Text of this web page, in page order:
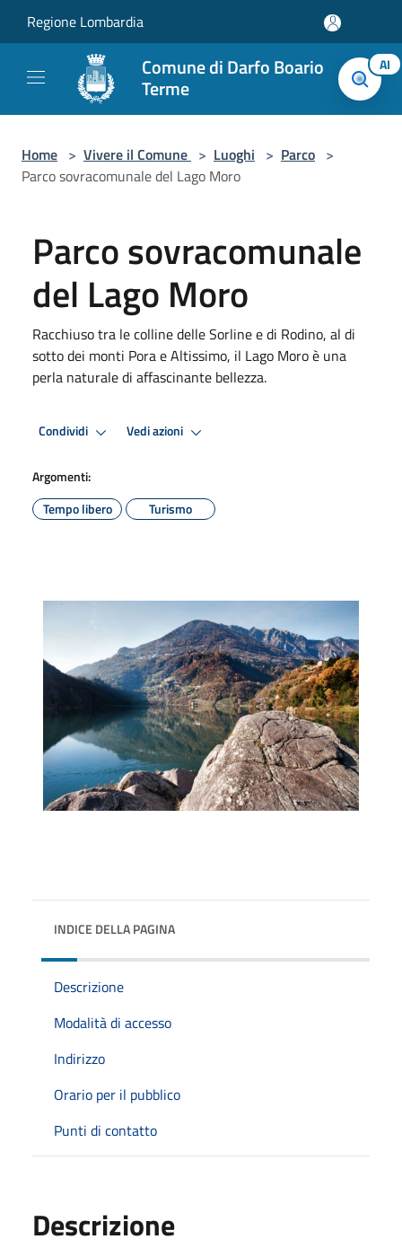
Regione Lombardia
Comune di Darfo Boario
Terme
AI
Home > Vivere il Comune > Luoghi > Parco >
Parco sovracomunale del Lago Moro
Parco sovracomunale
del Lago Moro
Racchiuso tra le colline delle Sorline e di Rodino, al di
sotto dei monti Pora e Altissimo, il Lago Moro è una
perla naturale di affascinante bellezza.
Condividi Vedi azioni
Argomenti:
Tempo libero
Turismo
INDICE DELLA PAGINA
Descrizione
Modalità di accesso
Indirizzo
Orario per il pubblico
Punti di contatto
Descrizione